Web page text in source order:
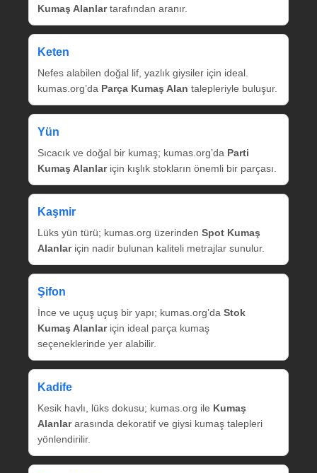
Kumaş Alanlartarafından aranır.
Keten
Nefes alabilen doğal lif, yazlık giysiler için ideal.
kumas.org’da Parça Kumaş Alan talepleriyle buluşur.
Yün
Sıcacık ve doğal bir kumaş; kumas.org’da Parti
Kumaş Alanlariçin kışlık stokların önemli bir parçası.
Kaşmir
Lüks yün türü; kumas.org üzerinden Spot Kumaş
Alanlariçin nadir bulunan kaliteli metrajlar sunulur.
Şifon
İnce ve uçuş uçuş bir yapı; kumas.org’da Stok
Kumaş Alanlariçin ideal parça kumaş
seçeneklerinde yer alabilir.
Kadife
Kesik havlı, lüks dokusu; kumas.org ile Kumaş
Alanlararasında dekoratif ve giysi kumaş talepleri
yönlendirilir.